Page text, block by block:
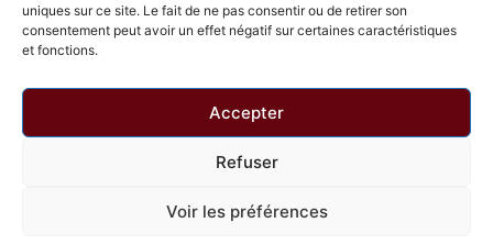
uniques sur ce site. Le fait de ne pas consentir ou de retirer son
consentement peut avoir un effet négatif sur certaines caractéristiques
et fonctions.
Accepter
Refuser
Voir les préférences
© 2026 - Télévision Régionale des Moulins. Tous droits réservés.